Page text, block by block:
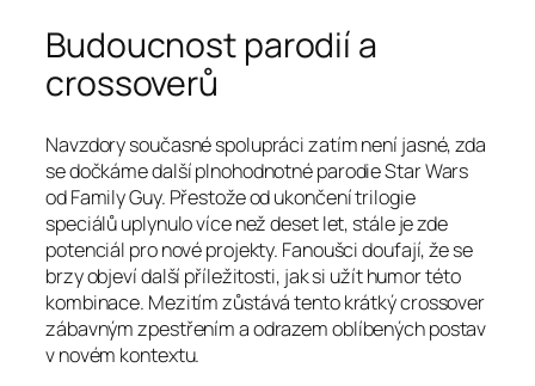
Budoucnost parodií a
crossoverů
Navzdory současné spolupráci zatím není jasné, zda
se dočkáme další plnohodnotné parodie Star Wars
od Family Guy. Přestože od ukončení trilogie
speciálů uplynulo více než deset let, stále je zde
potenciál pro nové projekty. Fanoušci doufají, že se
brzy objeví další příležitosti, jak si užít humor této
kombinace. Mezitím zůstává tento krátký crossover
zábavným zpestřením a odrazem oblíbených postav
v novém kontextu.